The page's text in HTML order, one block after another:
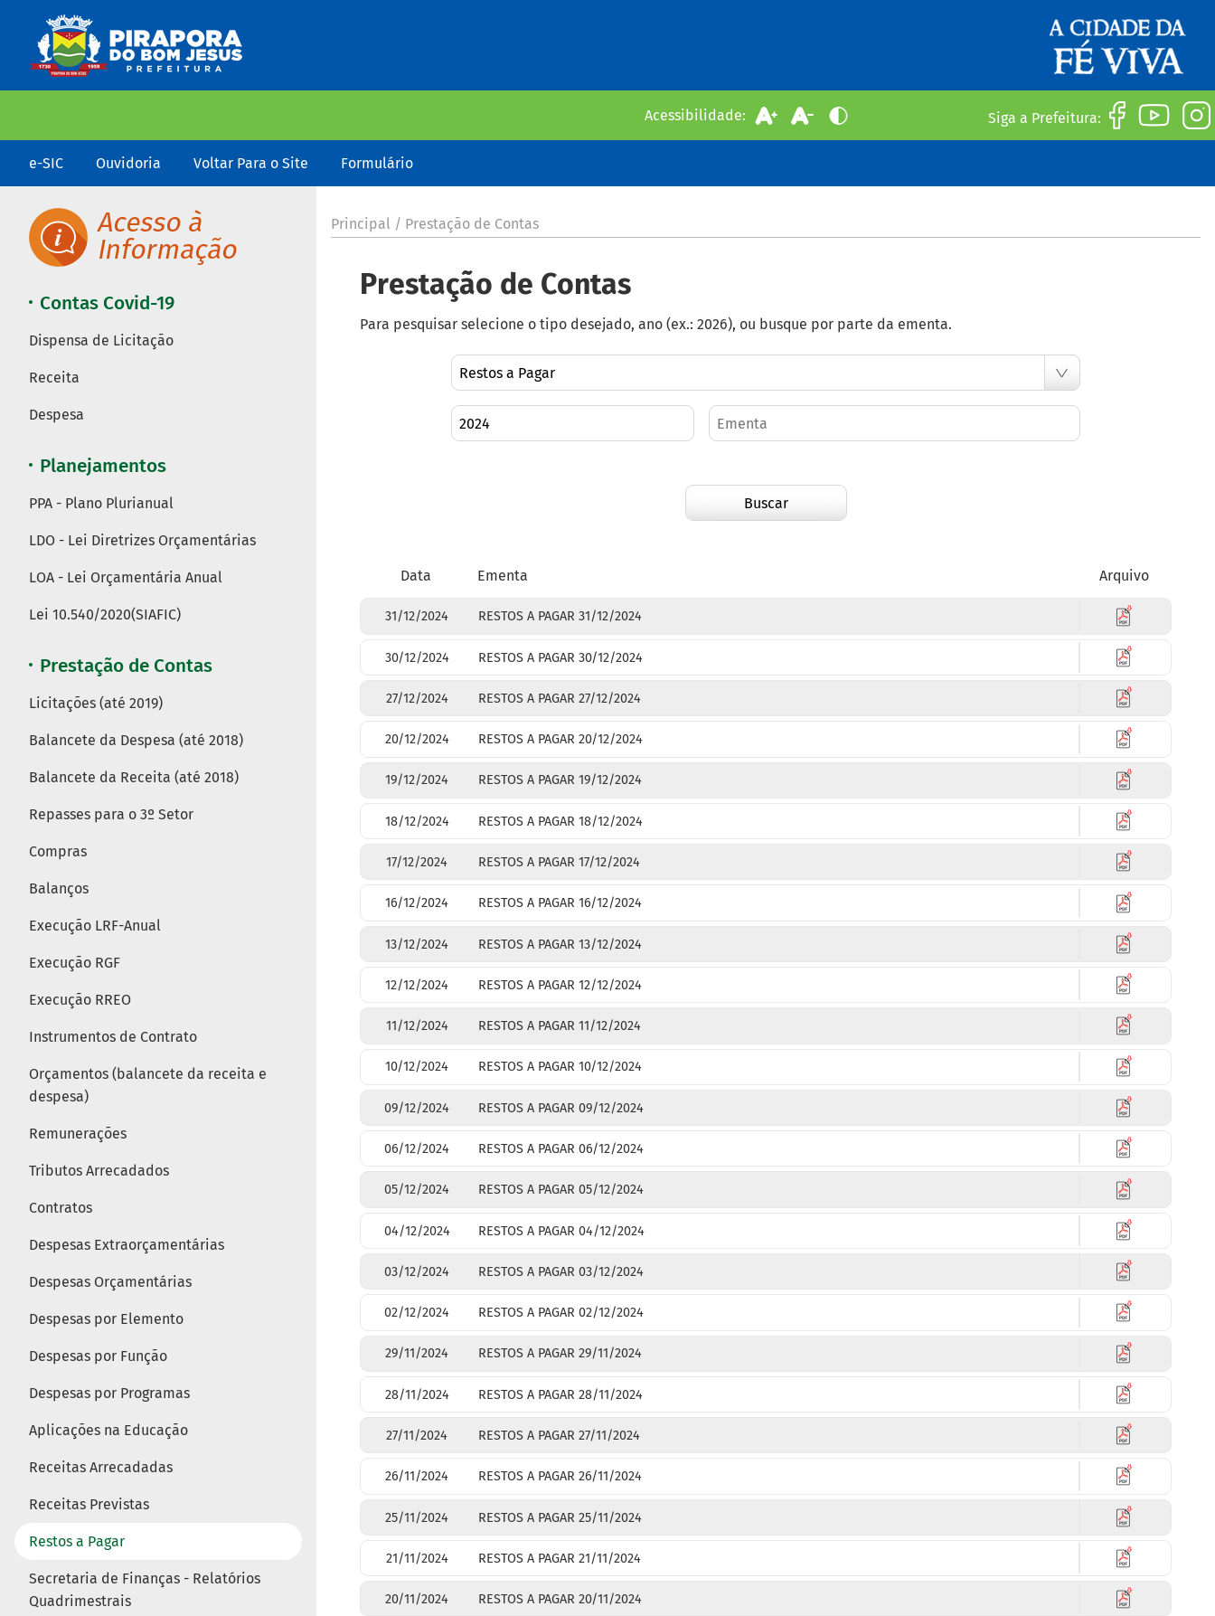
Siga a Prefeitura:
Acessibilidade:
e-SIC Ouvidoria Voltar Para o Site Formulário
Contas Covid-19
Dispensa de Licitação
Receita
Despesa
Planejamentos
PPA - Plano Plurianual
LDO - Lei Diretrizes Orçamentárias
LOA - Lei Orçamentária Anual
Lei 10.540/2020(SIAFIC)
Prestação de Contas
Licitações (até 2019)
Balancete da Despesa (até 2018)
Balancete da Receita (até 2018)
Repasses para o 3º Setor
Compras
Balanços
Execução LRF-Anual
Execução RGF
Execução RREO
Instrumentos de Contrato
Orçamentos (balancete da receita e
despesa)
Remunerações
Tributos Arrecadados
Contratos
Despesas Extraorçamentárias
Despesas Orçamentárias
Despesas por Elemento
Despesas por Função
Despesas por Programas
Aplicações na Educação
Receitas Arrecadadas
Receitas Previstas
Restos a Pagar
Secretaria de Finanças - Relatórios
Quadrimestrais
Principal / Prestação de Contas
Prestação de Contas
Para pesquisar selecione o tipo desejado, ano (ex.: 2026), ou busque por parte da ementa.
Buscar
Data Ementa Arquivo
31/12/2024 RESTOS A PAGAR 31/12/2024
30/12/2024 RESTOS A PAGAR 30/12/2024
27/12/2024 RESTOS A PAGAR 27/12/2024
20/12/2024 RESTOS A PAGAR 20/12/2024
19/12/2024 RESTOS A PAGAR 19/12/2024
18/12/2024 RESTOS A PAGAR 18/12/2024
17/12/2024 RESTOS A PAGAR 17/12/2024
16/12/2024 RESTOS A PAGAR 16/12/2024
13/12/2024 RESTOS A PAGAR 13/12/2024
12/12/2024 RESTOS A PAGAR 12/12/2024
11/12/2024 RESTOS A PAGAR 11/12/2024
10/12/2024 RESTOS A PAGAR 10/12/2024
09/12/2024 RESTOS A PAGAR 09/12/2024
06/12/2024 RESTOS A PAGAR 06/12/2024
05/12/2024 RESTOS A PAGAR 05/12/2024
04/12/2024 RESTOS A PAGAR 04/12/2024
03/12/2024 RESTOS A PAGAR 03/12/2024
02/12/2024 RESTOS A PAGAR 02/12/2024
29/11/2024 RESTOS A PAGAR 29/11/2024
28/11/2024 RESTOS A PAGAR 28/11/2024
27/11/2024 RESTOS A PAGAR 27/11/2024
26/11/2024 RESTOS A PAGAR 26/11/2024
25/11/2024 RESTOS A PAGAR 25/11/2024
21/11/2024 RESTOS A PAGAR 21/11/2024
20/11/2024 RESTOS A PAGAR 20/11/2024